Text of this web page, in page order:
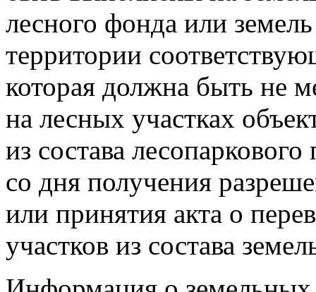
лесного фонда или
территории
которая должна быть не
на лесных участках
из состава
со дня получения
или принятия акта о
участков из состава